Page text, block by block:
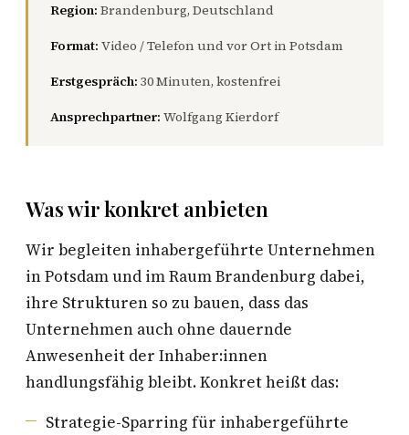
Region: Brandenburg, Deutschland
Format: Video / Telefon und vor Ort in Potsdam
Erstgespräch: 30 Minuten, kostenfrei
Ansprechpartner: Wolfgang Kierdorf
Was wir konkret anbieten
Wir begleiten inhabergeführte Unternehmen
in Potsdam und im Raum Brandenburg dabei,
ihre Strukturen so zu bauen, dass das
Unternehmen auch ohne dauernde
Anwesenheit der Inhaber:innen
handlungsfähig bleibt. Konkret heißt das:
Strategie-Sparring für inhabergeführte